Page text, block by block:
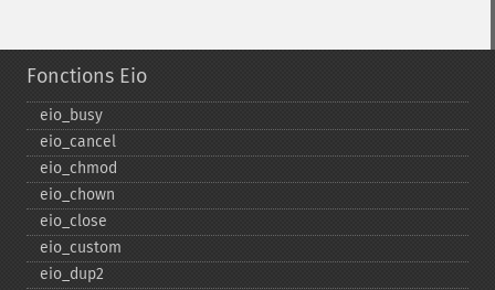
Fonctions Eio
eio_​busy
eio_​cancel
eio_​chmod
eio_​chown
eio_​close
eio_​custom
eio_​dup2